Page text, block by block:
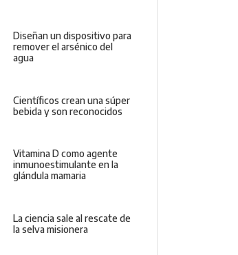
Diseñan un dispositivo para
remover el arsénico del
agua
Científicos crean una súper
bebida y son reconocidos
Vitamina D como agente
inmunoestimulante en la
glándula mamaria
La ciencia sale al rescate de
la selva misionera